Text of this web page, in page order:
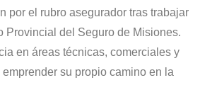
por el rubro asegurador tras trabajar
Provincial del Seguro de Misiones.
en áreas técnicas, comerciales y
su propio camino en la